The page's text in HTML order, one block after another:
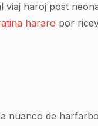
viaj haroj post
hararo por
nuanco de